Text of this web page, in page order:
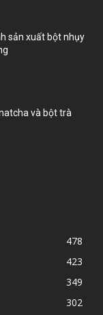
sản xuất bột nhụy
và bột trà
478
423
349
302